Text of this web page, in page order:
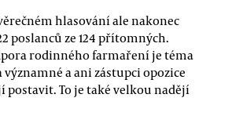
hlasování ale nakonec
poslanců ze 124 přítomných.
rodinného farmaření je téma
a ani zástupci opozice
postavit. To je také velkou nadějí